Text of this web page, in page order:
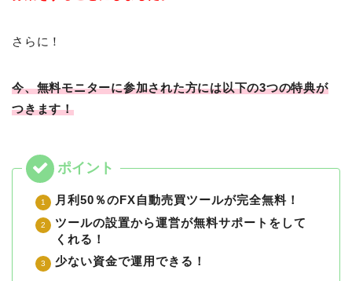
さらに！
今、無料モニターに参加された方には以下の3つの特典が
つきます！
月利50％のFX自動売買ツールが完全無料！
ツールの設置から運営が無料サポートをして
くれる！
少ない資金で運用できる！